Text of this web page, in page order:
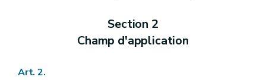
Section 2
Champ d'application
Art. 2.